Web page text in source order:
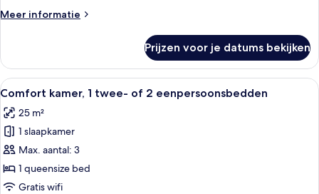
2
Meer informatie
Meer
kamer,
twee-
2
eenpersoonsbedden
Prijzen voor je datums bekijken
Alle
foto's
voor
Comfort
kamer,
1
twee-
Een moderne hotelkamer met een
7
Comfort kamer, 1 twee- of 2 eenpersoonsbedden
25 m²
1 slaapkamer
Max. aantal: 3
1 queensize bed
Gratis wifi